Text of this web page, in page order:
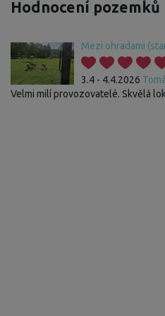
Hodnocení pozemků
Mezi ohradami
3.4 - 4.4.2026
Velmi milí provozovatelé. Skvělá